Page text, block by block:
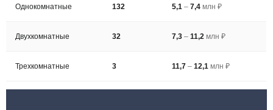
Однокомнатные 132 5,1– 7,4млн ₽
Двухкомнатные 32 7,3– 11,2млн ₽
Трехкомнатные 3 11,7– 12,1млн ₽